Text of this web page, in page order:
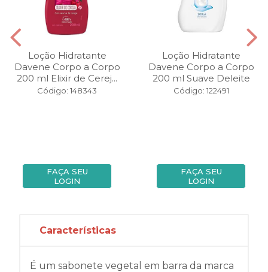
Loção Hidratante
Davene Corpo a Corpo
200 ml Elixir de Cerej...
Código: 148343
FAÇA SEU
LOGIN
Loção Hidratante
Davene Corpo a Corpo
200 ml Suave Deleite
Código: 122491
FAÇA SEU
LOGIN
Características
É um sabonete vegetal em barra da marca